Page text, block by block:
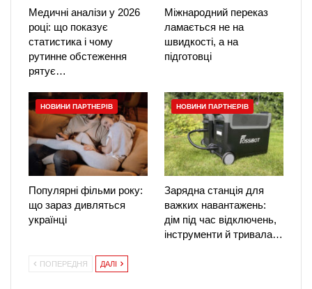
Медичні аналізи у 2026
році: що показує
статистика і чому
рутинне обстеження
рятує…
Міжнародний переказ
ламається не на
швидкості, а на
підготовці
НОВИНИ ПАРТНЕРІВ
Популярні фільми року:
що зараз дивляться
українці
НОВИНИ ПАРТНЕРІВ
Зарядна станція для
важких навантажень:
дім під час відключень,
інструменти й тривала…
ПОПЕРЕДНЯ ДАЛІ